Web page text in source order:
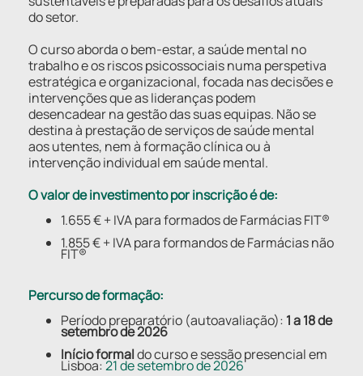
do setor.
O curso aborda o bem-estar, a saúde mental no
trabalho e os riscos psicossociais numa perspetiva
estratégica e organizacional, focada nas decisões e
intervenções que as lideranças podem
desencadear na gestão das suas equipas. Não se
destina à prestação de serviços de saúde mental
aos utentes, nem à formação clínica ou à
intervenção individual em saúde mental.
O valor de investimento por inscrição é de:
1.655 € + IVA para formados de Farmácias FIT®
1.855 € + IVA para formandos de Farmácias não
FIT®
Percurso de formação:
Período preparatório (autoavaliação): 1 a 18 de
setembro de 2026
Início formaldo curso e sessão presencial em
Lisboa:21 de setembro de 2026